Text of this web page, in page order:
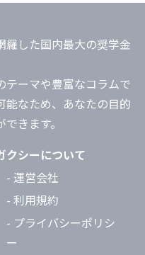
羅した国内最大の奨学金
テーマや豊富なコラムで
能なため、あなたの目的
きます。
クシーについて
- 運営会社
- 利用規約
- プライバシーポリシ
ー